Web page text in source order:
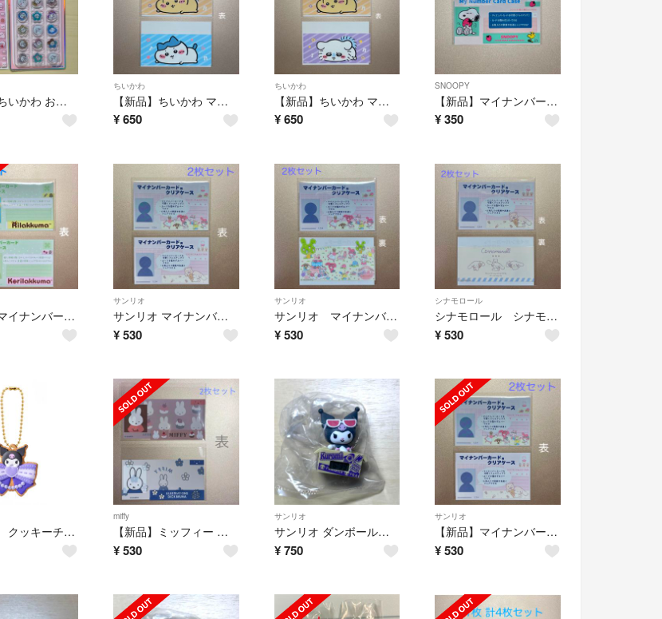
【新品】ちいかわ おはじきシール タイルシール 2点セット
ちいかわ
【新品】ちいかわ マイナンバーカードケース うさぎ ハチワレ 2枚セット
¥650
ちいかわ
【新品】ちいかわ マイナンバーカードケース うさぎ モモンガ 2枚セット
¥ 650
SNOOPY
【新品】マイナンバーカードケース スヌーピー 1枚
¥350
【新品】マイナンバーカードケース リラックマ コリラックマ 2枚セット
サンリオ
サンリオ マイナンバーカードケース 2枚セット
¥530
サンリオ
サンリオ マイナンバーカードケース 2枚セット
¥ 530
シナモロール
シナモロール シナモン マイナンバーカードケース 同柄2枚セット
¥530
サンリオ クッキーチャームコット2 クロミ
miffy
【新品】ミッフィー マイナンバーカードケース 2枚セット
¥530
サンリオ
サンリオ ダンボールウォッチ3 クロミ ガチャガチャ カプセルトイ
¥ 750
サンリオ
【新品】マイナンバーカードケース 2枚 サンリオ シナモロール シュガーバニーズ
¥530